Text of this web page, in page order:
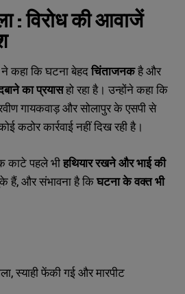
: विरोध की आवाजें
कहा कि घटना बेहदचिंताजनकहै और
का प्रयासहो रहा है। उन्होंने कहा कि
गायकवाड़ और सोलापुर के एसपी से
कठोर कार्रवाई नहीं दिख रही है।
काटे पहले भीहथियार रखने और भाई की
और संभावना है किघटना के वक्त भी
स्याही फेंकी गई और मारपीट